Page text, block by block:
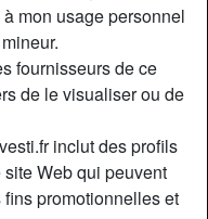
mon usage personnel
fournisseurs de ce
de le visualiser ou de
inclut des profils
Web qui peuvent
promotionnelles et
Seine-Maritime
Transexuelle
Bisexuel(le)
Foncé
Brun
Oui